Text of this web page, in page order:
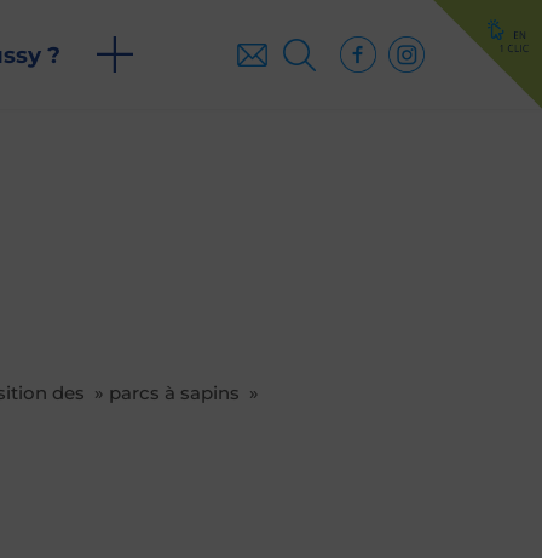
?
des » parcs à sapins »